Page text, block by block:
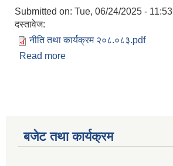
Submitted on: Tue, 06/24/2025 - 11:53
दस्तावेज:
नीति तथा कार्यक्रम २०८.०८३.pdf
Read more
बजेट तथा कार्यक्रम